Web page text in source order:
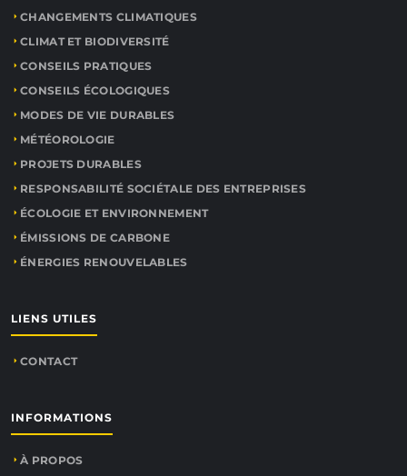
CHANGEMENTS CLIMATIQUES
CLIMAT ET BIODIVERSITÉ
CONSEILS PRATIQUES
CONSEILS ÉCOLOGIQUES
MODES DE VIE DURABLES
MÉTÉOROLOGIE
PROJETS DURABLES
RESPONSABILITÉ SOCIÉTALE DES ENTREPRISES
ÉCOLOGIE ET ENVIRONNEMENT
ÉMISSIONS DE CARBONE
ÉNERGIES RENOUVELABLES
LIENS UTILES
CONTACT
INFORMATIONS
À PROPOS